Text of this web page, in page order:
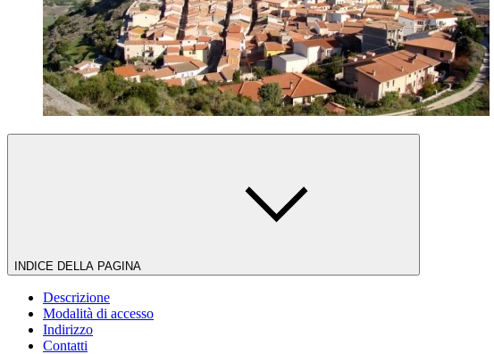
INDICE DELLA PAGINA
Descrizione
Modalità di accesso
Indirizzo
Contatti